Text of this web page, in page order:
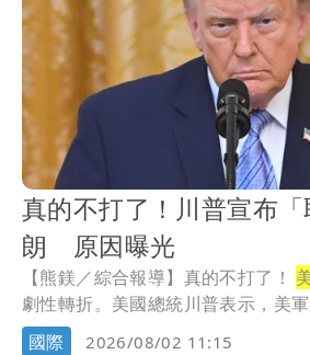
真的不打了！川普宣布
朗 原因曝光
【熊鎂／綜合報導】真的不打了！
劇性轉折。美國總統川普表示，美
取...
國際 2026/08/02 11:15